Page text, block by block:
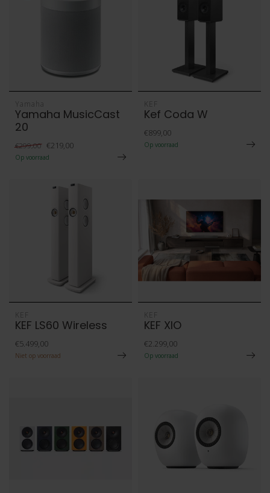
Yamaha
Yamaha MusicCast
20
€299,00 €219,00
Op voorraad
KEF
Kef Coda W
€899,00
Op voorraad
KEF
KEF LS60 Wireless
€5.499,00
Niet op voorraad
KEF
KEF XIO
€2.299,00
Op voorraad